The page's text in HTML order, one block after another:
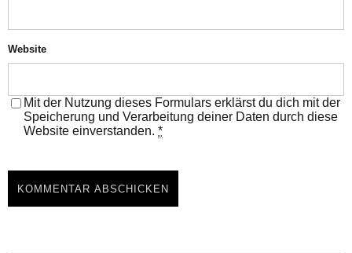
Website
Mit der Nutzung dieses Formulars erklärst du dich mit der
Speicherung und Verarbeitung deiner Daten durch diese
Website einverstanden. *